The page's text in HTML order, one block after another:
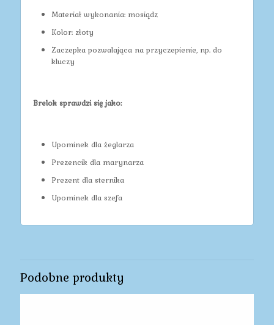
Materiał wykonania: mosiądz
Kolor: złoty
Zaczepka pozwalająca na przyczepienie, np. do
kluczy
Brelok sprawdzi się jako:
Upominek dla żeglarza
Prezencik dla marynarza
Prezent dla sternika
Upominek dla szefa
Podobne produkty